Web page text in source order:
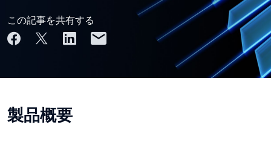
この記事を共有する
製品概要